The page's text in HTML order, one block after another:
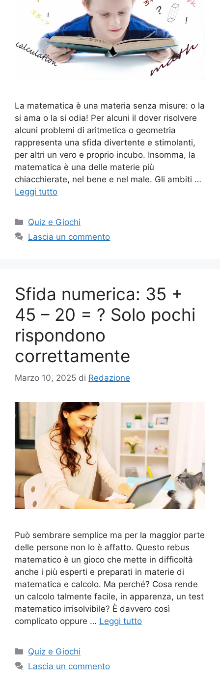
La matematica è una materia senza misure: o la
si ama o la si odia! Per alcuni il dover risolvere
alcuni problemi di aritmetica o geometria
rappresenta una sfida divertente e stimolanti,
per altri un vero e proprio incubo. Insomma, la
matematica è una delle materie più
chiacchierate, nel bene e nel male. Gli ambiti …
Leggi tutto
Categorie
Quiz e Giochi
Lascia un commento
Sfida numerica: 35 +
45 – 20 = ? Solo pochi
rispondono
correttamente
Marzo 10, 2025 di Redazione
Può sembrare semplice ma per la maggior parte
delle persone non lo è affatto. Questo rebus
matematico è un gioco che mette in difficoltà
anche i più esperti e preparati in materie di
matematica e calcolo. Ma perché? Cosa rende
un calcolo talmente facile, in apparenza, un test
matematico irrisolvibile? È davvero così
complicato oppure … Leggi tutto
Categorie
Quiz e Giochi
Lascia un commento